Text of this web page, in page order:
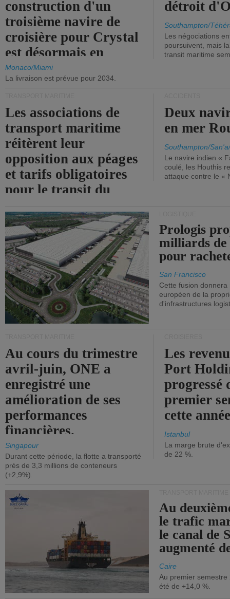
construction d'un
troisième navire de
croisière pour Crystal
est désormais en
vigueur.
Monaco/Miami
La livraison est prévue pour 2034.
détroit
Southampton/
Les négociations
poursuivent, mais
transit maritime
Les associations de
transport maritime
réitèrent leur
opposition aux péages
et tarifs obligatoires
pour le transit du
Deux
en mer
Southampton/
Le navire indien «
coulé, les Houthis
attaque contre le «
Prologis
milliards
pour
San Francisco
Cette fusion
européen de la
d'infrastructures
Au cours du trimestre
avril-juin, ONE a
enregistré une
amélioration de ses
performances
financières.
Singapour
Durant cette période, la flotte a transporté
près de 3,3 millions de conteneurs
(+2,9%).
Les
Port
progressé
premier
cette
Istanbul
La marge brute
de 22 %.
Au
le trafic
le canal de
augmenté
Caire
Au premier
été de +14,0 %.